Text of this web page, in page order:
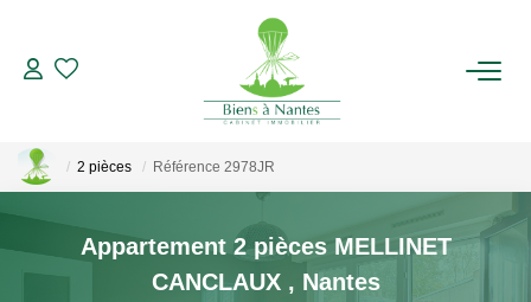
ACHETER
LOUER
ESTIMER
2 pièces Référence 2978JR
Appartement 2 pièces MELLINET
CANCLAUX , Nantes